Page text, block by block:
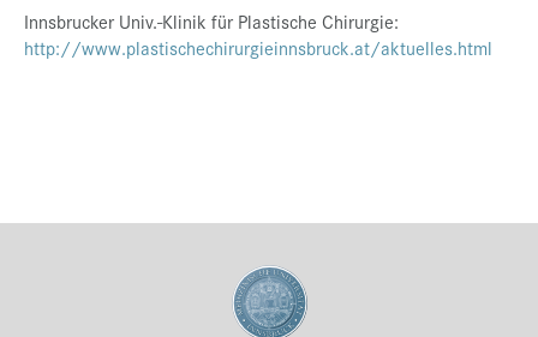
Innsbrucker Univ.-Klinik für Plastische Chirurgie:
http://www.plastischechirurgieinnsbruck.at/aktuelles.html